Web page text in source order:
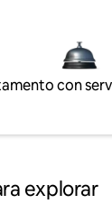
con
explorar